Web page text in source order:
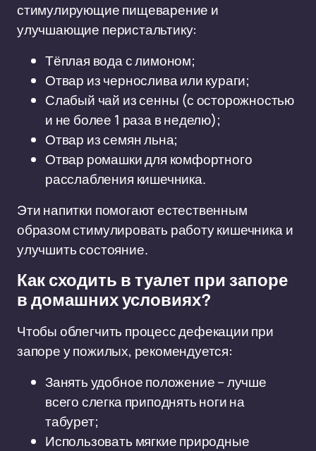
стимулирующие пищеварение и
улучшающие перистальтику:
Тёплая вода с лимоном;
Отвар из чернослива или кураги;
Слабый чай из сенны (с осторожностью
и не более 1 раза в неделю);
Отвар из семян льна;
Отвар ромашки для комфортного
расслабления кишечника.
Эти напитки помогают естественным
образом стимулировать работу кишечника и
улучшить состояние.
Как сходить в туалет при запоре
в домашних условиях?
Чтобы облегчить процесс дефекации при
запоре у пожилых, рекомендуется:
Занять удобное положение – лучше
всего слегка приподнять ноги на
табурет;
Использовать мягкие природные